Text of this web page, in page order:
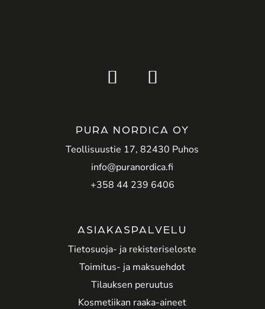
PURA NORDICA OY
Teollisuustie 17, 82430 Puhos
info@puranordica.fi
+358 44 239 6406
ASIAKASPALVELU
Tietosuoja- ja rekisteriseloste
Toimitus- ja maksuehdot
Tilauksen peruutus
Kosmetiikan raaka-aineet